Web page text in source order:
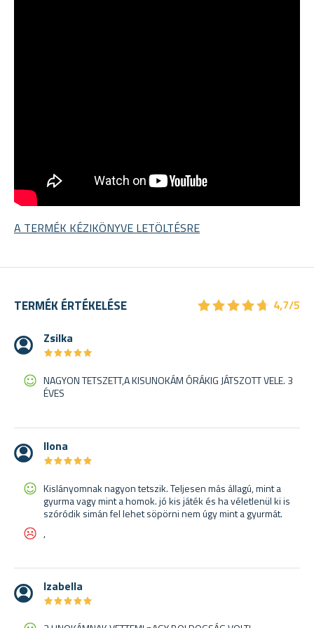
A TERMÉK KÉZIKÖNYVE LETÖLTÉSRE
TERMÉK ÉRTÉKELÉSE ★★★★★
★★★★★ 4,7/5
Zsilka
★★★★★
★★★★★
NAGYON TETSZETT,A KISUNOKÁM ÓRÁKIG JÁTSZOTT VELE. 3
ÉVES
Ilona
★★★★★
★★★★★
Kislányomnak nagyon tetszik. Teljesen más állagú, mint a
gyurma vagy mint a homok. jó kis játék és ha véletlenül ki is
szóródik simán fel lehet söpörni nem úgy mint a gyurmát.
,
Izabella
★★★★★
★★★★★